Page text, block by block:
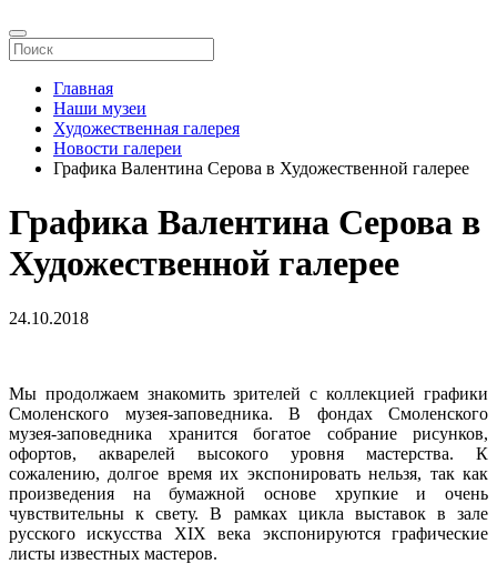
Главная
Наши музеи
Художественная галерея
Новости галереи
Графика Валентина Серова в Художественной галерее
Графика Валентина Серова в
Художественной галерее
24.10.2018
Мы продолжаем знакомить зрителей с коллекцией графики
Смоленского музея-заповедника. В фондах Смоленского
музея-заповедника хранится богатое собрание рисунков,
офортов, акварелей высокого уровня мастерства. К
сожалению, долгое время их экспонировать нельзя, так как
произведения на бумажной основе хрупкие и очень
чувствительны к свету. В рамках цикла выставок в зале
русского искусства XIX века экспонируются графические
листы известных мастеров.